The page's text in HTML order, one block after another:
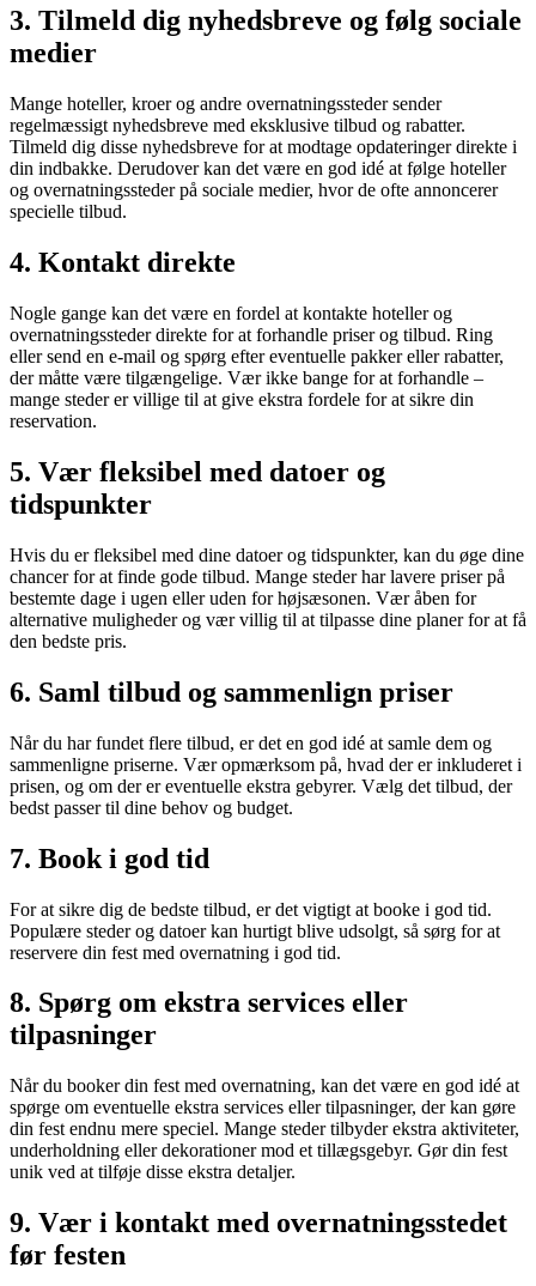
3. Tilmeld dig nyhedsbreve og følg sociale
medier
Mange hoteller, kroer og andre overnatningssteder sender
regelmæssigt nyhedsbreve med eksklusive tilbud og rabatter.
Tilmeld dig disse nyhedsbreve for at modtage opdateringer direkte i
din indbakke. Derudover kan det være en god idé at følge hoteller
og overnatningssteder på sociale medier, hvor de ofte annoncerer
specielle tilbud.
4. Kontakt direkte
Nogle gange kan det være en fordel at kontakte hoteller og
overnatningssteder direkte for at forhandle priser og tilbud. Ring
eller send en e-mail og spørg efter eventuelle pakker eller rabatter,
der måtte være tilgængelige. Vær ikke bange for at forhandle –
mange steder er villige til at give ekstra fordele for at sikre din
reservation.
5. Vær fleksibel med datoer og
tidspunkter
Hvis du er fleksibel med dine datoer og tidspunkter, kan du øge dine
chancer for at finde gode tilbud. Mange steder har lavere priser på
bestemte dage i ugen eller uden for højsæsonen. Vær åben for
alternative muligheder og vær villig til at tilpasse dine planer for at få
den bedste pris.
6. Saml tilbud og sammenlign priser
Når du har fundet flere tilbud, er det en god idé at samle dem og
sammenligne priserne. Vær opmærksom på, hvad der er inkluderet i
prisen, og om der er eventuelle ekstra gebyrer. Vælg det tilbud, der
bedst passer til dine behov og budget.
7. Book i god tid
For at sikre dig de bedste tilbud, er det vigtigt at booke i god tid.
Populære steder og datoer kan hurtigt blive udsolgt, så sørg for at
reservere din fest med overnatning i god tid.
8. Spørg om ekstra services eller
tilpasninger
Når du booker din fest med overnatning, kan det være en god idé at
spørge om eventuelle ekstra services eller tilpasninger, der kan gøre
din fest endnu mere speciel. Mange steder tilbyder ekstra aktiviteter,
underholdning eller dekorationer mod et tillægsgebyr. Gør din fest
unik ved at tilføje disse ekstra detaljer.
9. Vær i kontakt med overnatningsstedet
før festen